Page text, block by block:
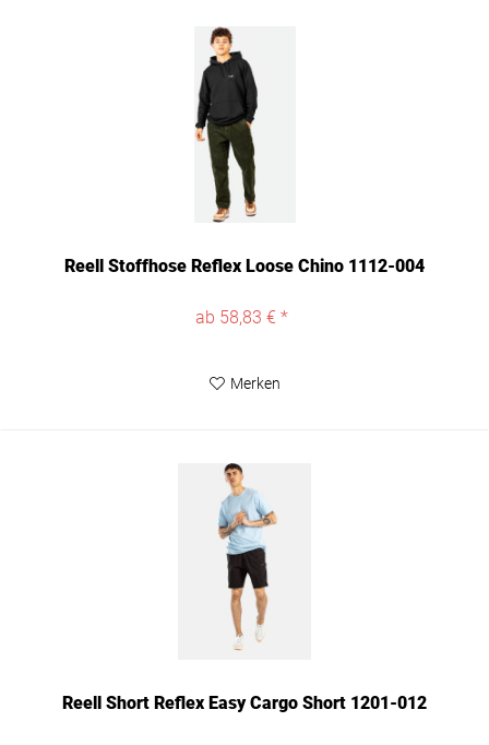
Reell Stoffhose Reflex Loose Chino 1112-004
ab 58,83 € *
Merken
Reell Short Reflex Easy Cargo Short 1201-012